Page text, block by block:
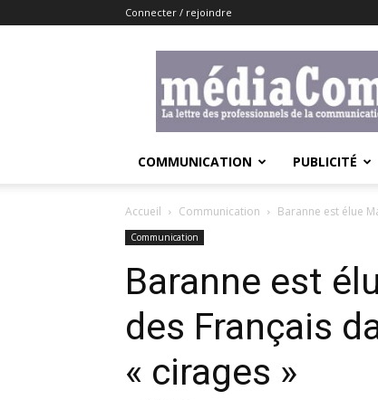
Connecter / rejoindre
COMMUNICATION PUBLICITÉ
Accueil Communication Baranne est élue
Communication
Baranne est
des Français
« cirages »